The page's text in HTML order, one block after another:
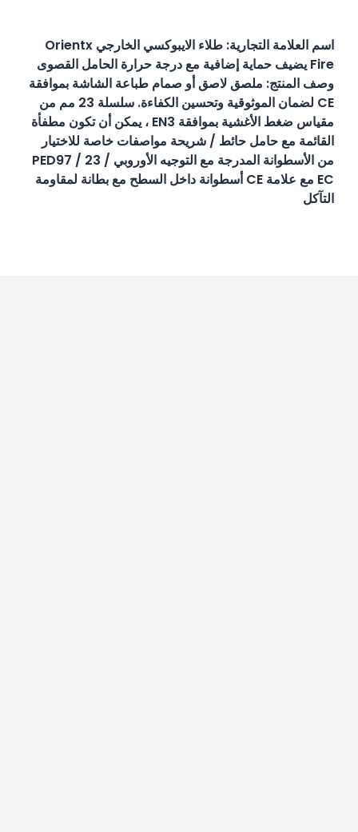
اسم العلامة التجارية: طلاء الايبوكسي الخارجي Orientx
Fire يضيف حماية إضافية مع درجة حرارة الحامل القصوى
وصف المنتج: ملصق لاصق أو صمام طباعة الشاشة بموافقة
CE لضمان الموثوقية وتحسين الكفاءة. سلسلة 23 مم من
مقياس ضغط الأغشية بموافقة EN3 ، يمكن أن تكون مطفأة
القائمة مع حامل حائط / شريحة مواصفات خاصة للاختيار
من الأسطوانة المدرجة مع التوجيه الأوروبي PED97 / 23 /
EC مع علامة CE أسطوانة داخل السطح مع بطانة لمقاومة
التآكل